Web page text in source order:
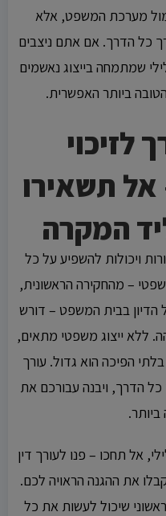
מערכת המשפט, אלא
כל הדרך. אם אתם ניצבים
שמתמחה בייצוג נאשמים
ביותר האפשרית.
לזיכוי
תשאירו
המקרה
ויכולות להשפיע על כל
– מהחקירה הראשונית,
הדיון בבית המשפט – דורש
ללא ייצוג משפטי מתאים,
בלתי הפיכה הוא גדול. עורך
כל הדרך, ויבנה עבורכם את
אל תחכו – פנו לעורך דין
את ההגנה הראויה לכם.
שיכול לעשות את כל